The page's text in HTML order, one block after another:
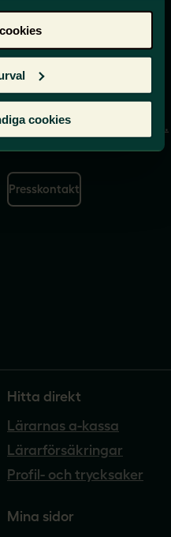
cookies
Press
på press@sverigeslarare.
Presskontakt
Hitta direkt
Lärarnas a-kassa
Lärarförsäkringar
Profil- och trycksaker
Mina sidor